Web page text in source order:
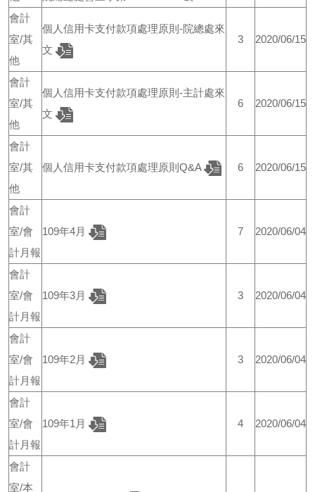
會計
室/其
他
個人信用卡支付款項處理原則-院總處來
文
3 2020/06/15
會計
室/其
他
個人信用卡支付款項處理原則-主計處來
文
6 2020/06/15
會計
室/其
他
個人信用卡支付款項處理原則Q&A 6 2020/06/15
會計
室/會
計月報
109年4月 7 2020/06/04
會計
室/會
計月報
109年3月 3 2020/06/04
會計
室/會
計月報
109年2月 3 2020/06/04
會計
室/會
計月報
109年1月 4 2020/06/04
會計
室/本